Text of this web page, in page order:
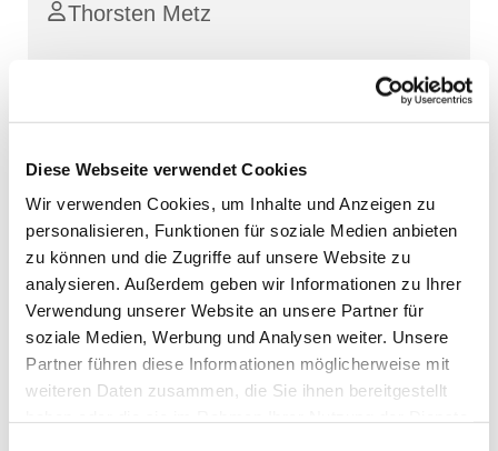
Diese Webseite verwendet Cookies
Wir verwenden Cookies, um Inhalte und Anzeigen zu
personalisieren, Funktionen für soziale Medien anbieten
zu können und die Zugriffe auf unsere Website zu
analysieren. Außerdem geben wir Informationen zu Ihrer
Verwendung unserer Website an unsere Partner für
soziale Medien, Werbung und Analysen weiter. Unsere
Partner führen diese Informationen möglicherweise mit
weiteren Daten zusammen, die Sie ihnen bereitgestellt
Thorsten Metz